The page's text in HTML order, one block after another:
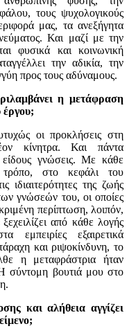
τους ψυχολογικούς
μας, τα ανεξήγητα
Και μαζί με την
φυσικά και κοινωνική
την αδικία, την
προς τους αδύναμους.
η μετάφραση
έργου;
οι προκλήσεις στη
κίνητρα. Και πάντα
γνώσεις. Με κάθε
τρόπο, στο κεφάλι του
ιδιαιτερότητες της ζωής
γνώσεών του, οι οποίες
περίπτωση, λοιπόν,
από κάθε λογής
εμπειρίες εξαιρετικά
και ριψοκίνδυνη, το
η μεταφράστρια ήταν
σύντομη βουτιά μου στο
και αλήθεια αγγίζει